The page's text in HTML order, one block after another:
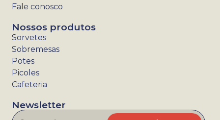
Fale conosco
Nossos produtos
Sorvetes
Sobremesas
Potes
Picoles
Cafeteria
Newsletter